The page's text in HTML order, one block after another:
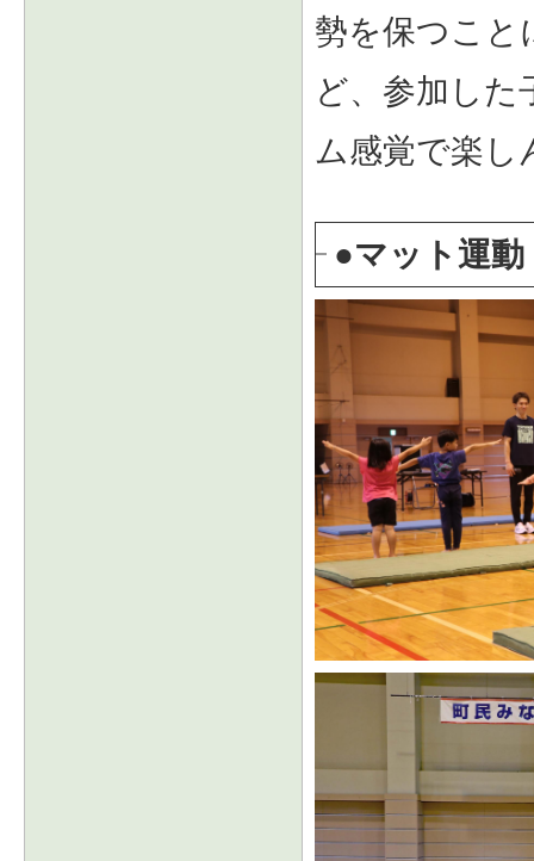
勢を保つこと
ど、参加した
ム感覚で楽し
●マット運動